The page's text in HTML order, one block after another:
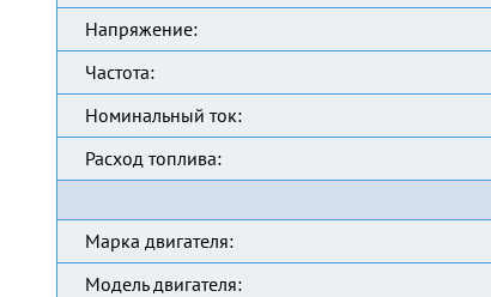
Напряжение:
Частота:
Номинальный ток:
Расход топлива:
Марка двигателя:
Модель двигателя: